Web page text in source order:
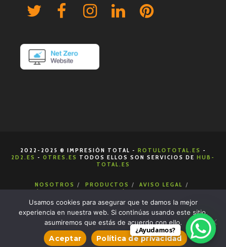
2022-2025 ® IMPRESIÓN TOTAL - ROTULOTOTAL.ES -
2D2.ES - 0TRES.ES TODOS ELLOS SON SERVICIOS DE HUB-
TOTAL.ES
NOSOTROS PRODUCTOS
AVISO LEGAL
POLÍTICA DE COOKIES
POLÍTICA DE PRIVACIDAD
CONDICIONES DE VENTA
CONTACTA
¿Ayudamos?
Usamos cookies para asegurar que te damos la mejor
experiencia en nuestra web. Si continúas usando este sitio,
asumiremos que estás de acuerdo con ello.
Aceptar Política de privacidad